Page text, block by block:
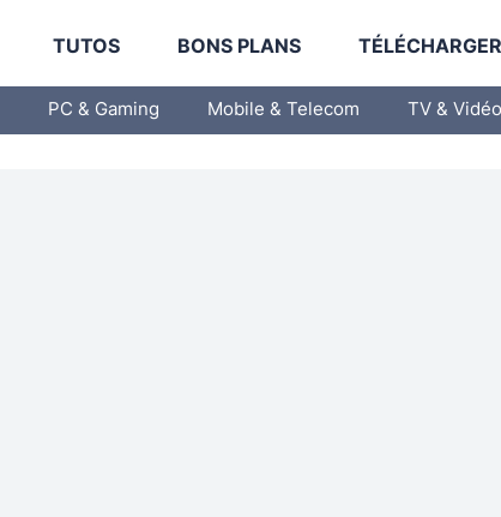
TUTOS BONS PLANS
PC & Gaming Mobile & Telecom TV & Vidéo